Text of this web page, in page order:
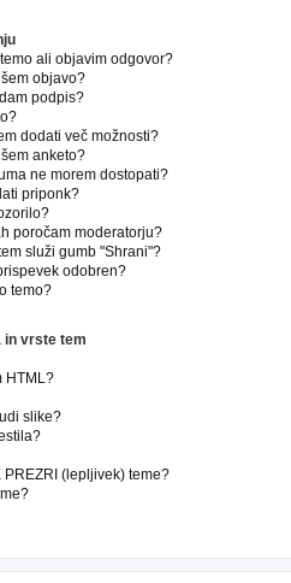
ali objavim odgovor?
objavo?
podpis?
dodati več možnosti?
anketo?
ne morem dostopati?
priponk?
poročam moderatorju?
služi gumb "Shrani"?
odobren?
temo?
in vrste tem
HTML?
slike?
(lepljivek) teme?